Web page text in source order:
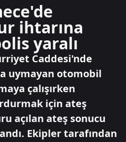
ihtarına
yaralı
Caddesi'nde
uymayan otomobil
çalışırken
için ateş
açılan ateş sonucu
Ekipler tarafından